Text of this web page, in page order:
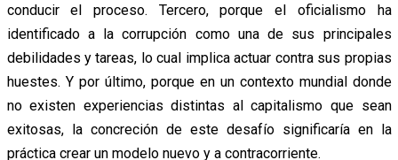
conducir el proceso. Tercero, porque el oficialismo ha
identificado a la corrupción como una de sus principales
debilidades y tareas, lo cual implica actuar contra sus propias
huestes. Y por último, porque en un contexto mundial donde
no existen experiencias distintas al capitalismo que sean
exitosas, la concreción de este desafío significaría en la
práctica crear un modelo nuevo y a contracorriente.